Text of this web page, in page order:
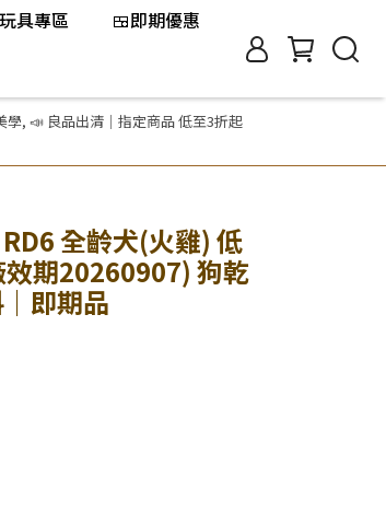
具專區 🍱即期優惠
學, 📣 良品出清｜指定商品 低至3折起
RD6 全齡犬(火雞) 低
期20260907) 狗乾
即期品